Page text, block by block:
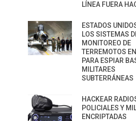
LÍNEA FUERA
ESTADOS
LOS SISTEMAS
MONITOREO DE
TERREMOTOS
PARA ESPIAR
MILITARES
SUBTERRÁNEAS
HACKEAR
POLICIALES Y
ENCRIPTADAS